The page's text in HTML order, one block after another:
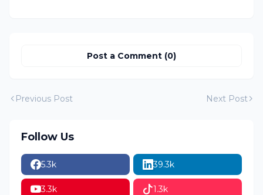
Post a Comment (0)
Previous Post Next Post
Follow Us
5.3k 39.3k
3.3k 1.3k